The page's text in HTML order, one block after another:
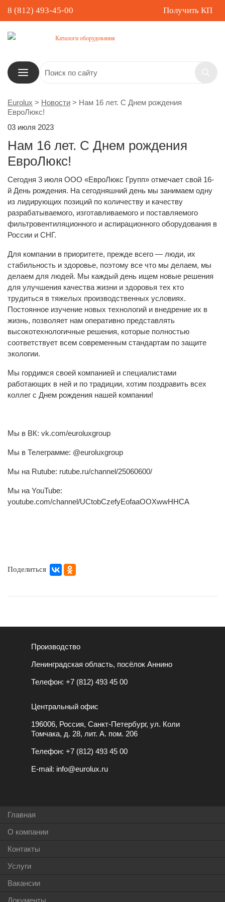
8 (812) 493-45-00 Получить КП
Каталоги оборудования
Eurolux > Новости > Нам 16 лет. С Днем рождения
ЕвроЛюкс!
03 июля 2023
Нам 16 лет. С Днем рождения
ЕвроЛюкс!
Сегодня 3 июля ООО «ЕвроЛюкс Групп» отмечает свой 16-
й День рождения. На сегодняшний день мы занимаем одну
из лидирующих позиций по количеству и качеству
разрабатываемого, изготавливаемого и поставляемого
фильтровентиляционного и аспирационного оборудования в
России и СНГ.
Для компании в приоритете, прежде всего — люди, их
стабильность и здоровье, поэтому все что мы делаем, мы
делаем для людей. Мы каждый день ищем новые решения
для улучшения качества жизни и здоровья тех кто
трудиться в тяжелых производственных условиях.
Постоянное изучение новых технологий и внедрение их в
жизнь, позволяет нам оперативно представлять
высокотехнологичные решения, которые полностью
соответствует всем современным стандартам по защите
экологии.
Мы гордимся своей компанией и специалистами
работающих в ней и по традиции, хотим поздравить всех
коллег с Днем рождения нашей компании!
Мы в ВК: vk.com/euroluxgroup
Мы в Телеграмме: @euroluxgroup
Мы на Rutube: rutube.ru/channel/25060600/
Мы на YouTube:
youtube.com/channel/UCtobCzefyEofaaOOXwwHHCA
Поделиться
Производство
Ленинградская область, посёлок Аннино
Телефон: +7 (812) 493 45 00
Центральный офис
196006, Россия, Санкт-Петербург, ул. Коли
Томчака, д. 28, лит. А. пом. 206
Телефон: +7 (812) 493 45 00
E-mail: info@eurolux.ru
Главная
О компании
Контакты
Услуги
Вакансии
Документы